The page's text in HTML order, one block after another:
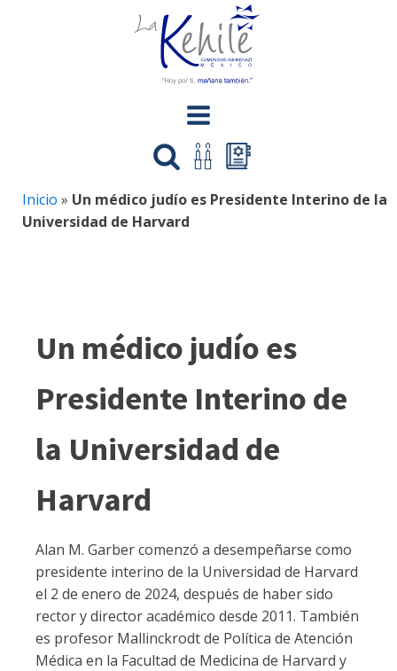
Inicio » Un médico judío es Presidente Interino de la
Universidad de Harvard
Un médico judío es
Presidente Interino de
la Universidad de
Harvard
Alan M. Garber comenzó a desempeñarse como
presidente interino de la Universidad de Harvard
el 2 de enero de 2024, después de haber sido
rector y director académico desde 2011. También
es profesor Mallinckrodt de Política de Atención
Médica en la Facultad de Medicina de Harvard y